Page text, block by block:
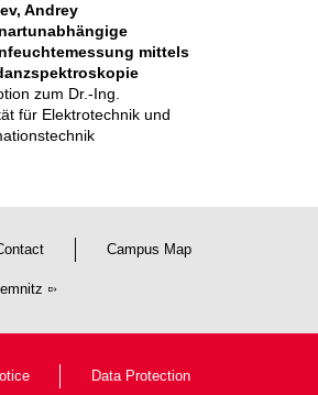
Andrey
mittels
zum Dr.-Ing.
für Elektrotechnik und
Campus Map
Data Protection